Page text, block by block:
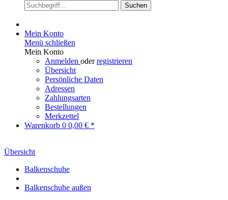
Suchen
Mein Konto
Menü schließen
Mein Konto
Anmelden oderregistrieren
Übersicht
Persönliche Daten
Adressen
Zahlungsarten
Bestellungen
Merkzettel
Warenkorb 0 0,00 € *
Übersicht
Balkenschuhe
Balkenschuhe außen